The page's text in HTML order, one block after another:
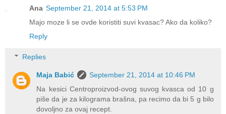
Ana September 21, 2014 at 5:53 PM
Majo moze li se ovde koristiti suvi kvasac? Ako da koliko?
Reply
Replies
Maja Babić
September 21, 2014 at 10:46 PM
Na kesici Centroproizvod-ovog suvog kvasca od 10 g
piše da je za kilograma brašna, pa recimo da bi 5 g bilo
dovoljno za ovaj recept.